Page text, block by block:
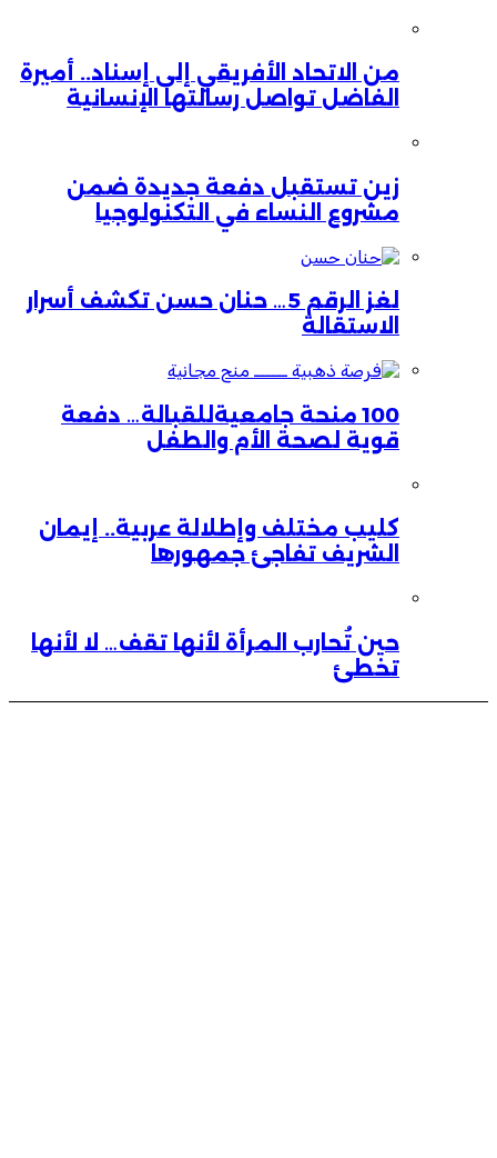
من الاتحاد الأفريقي إلى إسناد.. أميرة
الفاضل تواصل رسالتها الإنسانية
زين تستقبل دفعة جديدة ضمن
مشروع النساء في التكنولوجيا
لغز الرقم 5… حنان حسن تكشف أسرار
الاستقالة
100 منحة جامعيةللقبالة… دفعة
قوية لصحة الأم والطفل
كليب مختلف وإطلالة عربية.. إيمان
الشريف تفاجئ جمهورها
حين تُحارب المرأة لأنها تقف… لا لأنها
تخطئ